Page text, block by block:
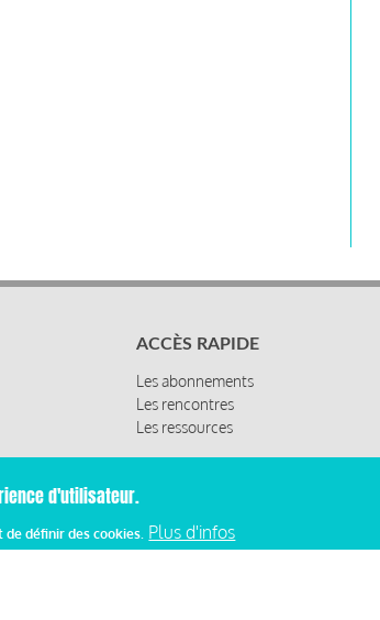
ACCÈS RAPIDE
Les abonnements
Les rencontres
Les ressources
d'utilisateur.
définir des cookies. Plus d'infos